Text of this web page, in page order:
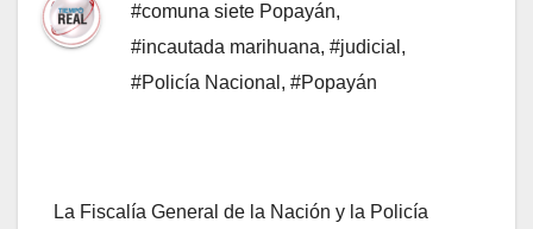
#comuna siete Popayán,
#incautada marihuana, #judicial ,
#Policía Nacional , #Popayán
La Fiscalía General de la Nación y la Policía